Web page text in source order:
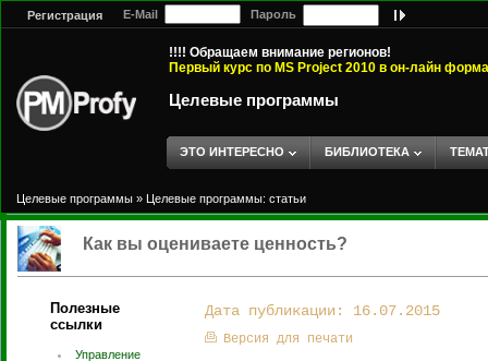
Регистрация E-Mail Пароль
!!!! Обращаем внимание регионов!
Первый курс по MS Project 2010 в он-лайн
Целевые программы
ЭТО ИНТЕРЕСНО БИБЛИОТЕКА
Целевые программы » Целевые программы: статьи
Как вы оцениваете ценность?
Полезные
ссылки
Управление
Дата публикации: 16.07.2015
Версия для печати